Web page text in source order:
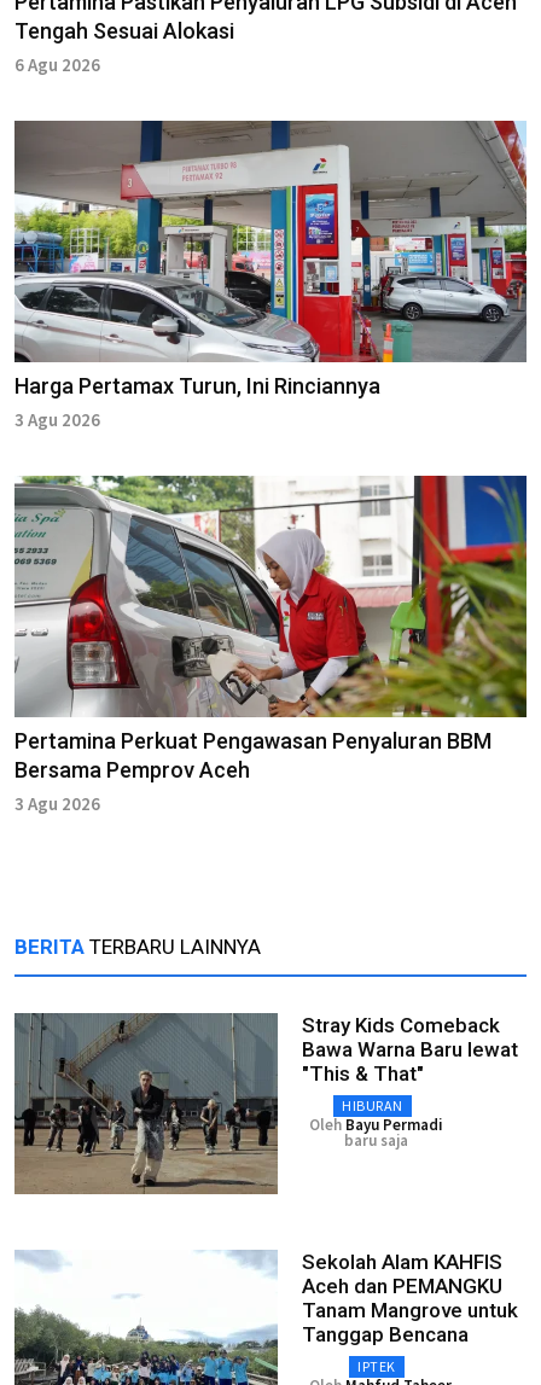
Tengah Sesuai Alokasi
6 Agu 2026
Harga Pertamax Turun, Ini Rinciannya
3 Agu 2026
Pertamina Perkuat Pengawasan Penyaluran BBM
Bersama Pemprov Aceh
3 Agu 2026
BERITA TERBARU LAINNYA
Stray Kids Comeback
Bawa Warna Baru lewat
"This & That"
HIBURAN
Oleh Bayu Permadi
baru saja
Sekolah Alam KAHFIS
Aceh dan PEMANGKU
Tanam Mangrove untuk
Tanggap Bencana
IPTEK